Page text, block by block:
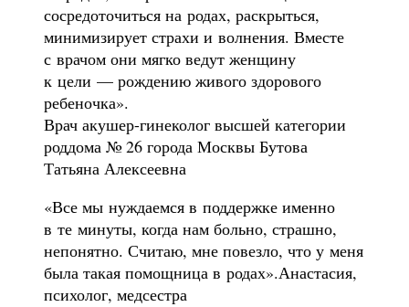
сосредоточиться на родах, раскрыться,
минимизирует страхи и волнения. Вместе
с врачом они мягко ведут женщину
к цели — рождению живого здорового
ребеночка».
Врач акушер-гинеколог высшей категории
роддома № 26 города Москвы Бутова
Татьяна Алексеевна
«Все мы нуждаемся в поддержке именно
в те минуты, когда нам больно, страшно,
непонятно. Считаю, мне повезло, что у меня
была такая помощница в родах».Анастасия,
психолог, медсестра